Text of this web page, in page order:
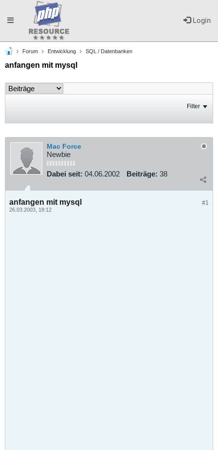
Login
Toggle
navigation
Forum Entwicklung SQL / Datenbanken
anfangen mit mysql
Filter
Mac Force
Newbie
Dabei seit: 04.06.2002 Beiträge: 38
#1
anfangen mit mysql
26.03.2003, 18:12